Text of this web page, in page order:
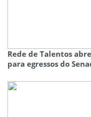
Rede de Talentos
para egressos do